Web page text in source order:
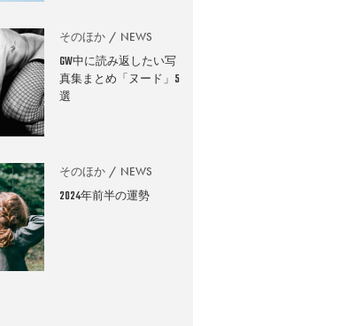
そのほか NEWS
GW中に読み返したい写
真集まとめ「ヌード」5
選
そのほか NEWS
2024年前半の運勢